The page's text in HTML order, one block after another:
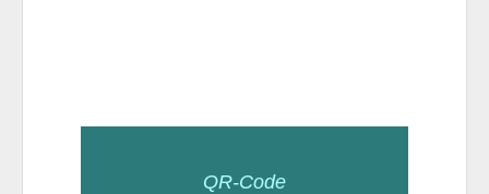
QR-Code